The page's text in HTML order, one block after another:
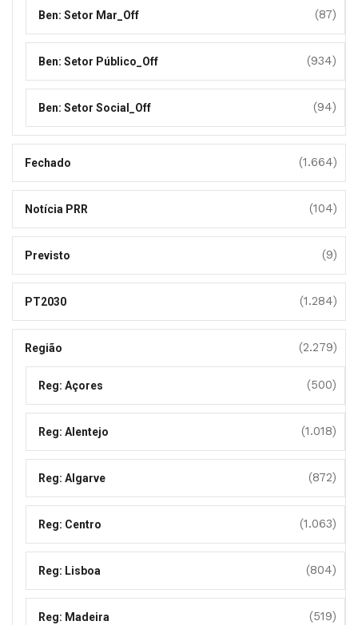
Ben: Setor Mar_Off (87)
Ben: Setor Público_Off (934)
Ben: Setor Social_Off (94)
Fechado (1.664)
Notícia PRR (104)
Previsto (9)
PT2030 (1.284)
Região (2.279)
Reg: Açores (500)
Reg: Alentejo (1.018)
Reg: Algarve (872)
Reg: Centro (1.063)
Reg: Lisboa (804)
Reg: Madeira (519)